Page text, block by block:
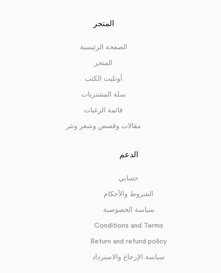
المتجر
الصفحة الرئيسية
المتجر
أوتليت الكتب
سلة المشتريات
قائمة الرغبات
مقالات وقصص وشعر ونثر
الدعم
حسابي
الشروط والأحكام
سياسة الخصوصية
Conditions and Terms
Return and refund policy
سياسة الإرجاع والاسترداد